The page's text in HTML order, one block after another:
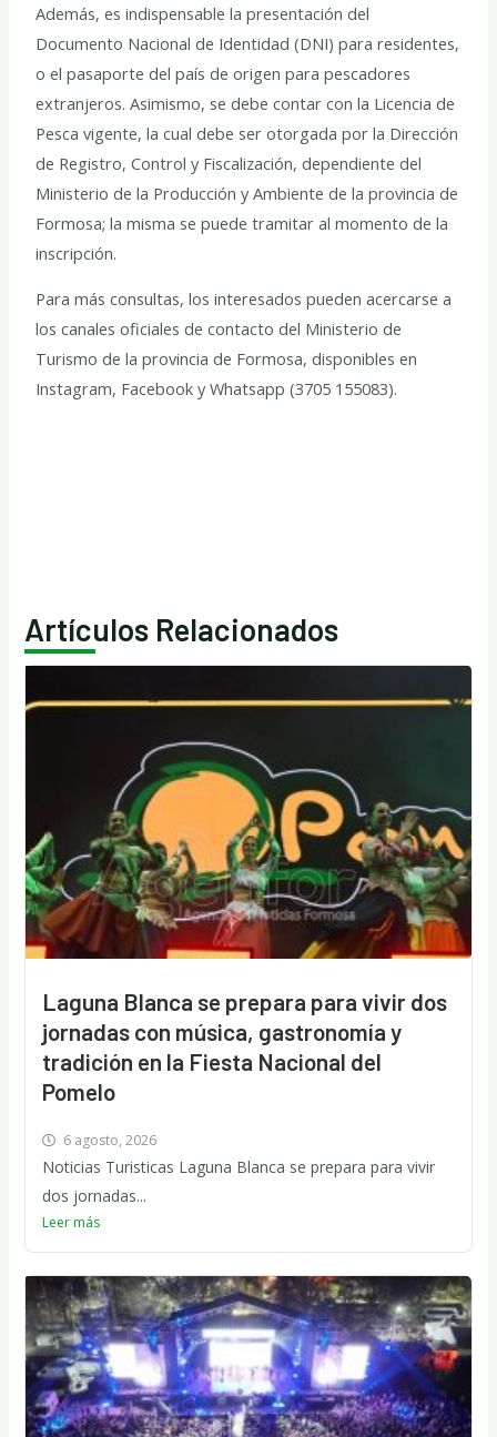
Además, es indispensable la presentación del
Documento Nacional de Identidad (DNI) para residentes,
o el pasaporte del país de origen para pescadores
extranjeros. Asimismo, se debe contar con la Licencia de
Pesca vigente, la cual debe ser otorgada por la Dirección
de Registro, Control y Fiscalización, dependiente del
Ministerio de la Producción y Ambiente de la provincia de
Formosa; la misma se puede tramitar al momento de la
inscripción.
Para más consultas, los interesados pueden acercarse a
los canales oficiales de contacto del Ministerio de
Turismo de la provincia de Formosa, disponibles en
Instagram, Facebook y Whatsapp (3705 155083).
Artículos Relacionados
Laguna Blanca se prepara para vivir dos
jornadas con música, gastronomía y
tradición en la Fiesta Nacional del
Pomelo
6 agosto, 2026
Noticias Turisticas Laguna Blanca se prepara para vivir
dos jornadas...
Leer más